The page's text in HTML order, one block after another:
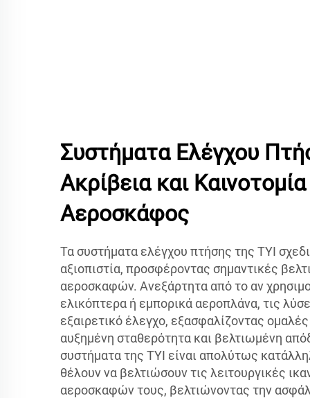
Συστήματα Ελέγχου
Ακρίβεια και
Αεροσκάφος
Τα συστήματα ελέγχου πτήσης της TYI
αξιοπιστία, προσφέροντας σημαντικές
αεροσκαφών. Ανεξάρτητα από το αν
ελικόπτερα ή εμπορικά αεροπλάνα, τις
εξαιρετικό έλεγχο, εξασφαλίζοντας
αυξημένη σταθερότητα και βελτιωμένη
συστήματα της TYI είναι απολύτως
θέλουν να βελτιώσουν τις λειτουργικές
αεροσκαφών τους, βελτιώνοντας την